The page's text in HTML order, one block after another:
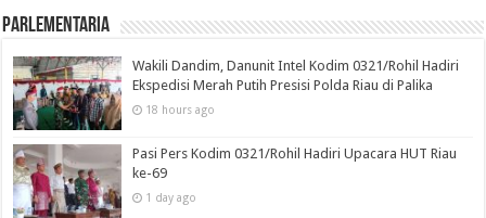
Parlementaria
Wakili Dandim, Danunit Intel Kodim 0321/Rohil Hadiri
Ekspedisi Merah Putih Presisi Polda Riau di Palika
18 hours ago
Pasi Pers Kodim 0321/Rohil Hadiri Upacara HUT Riau
ke-69
1 day ago